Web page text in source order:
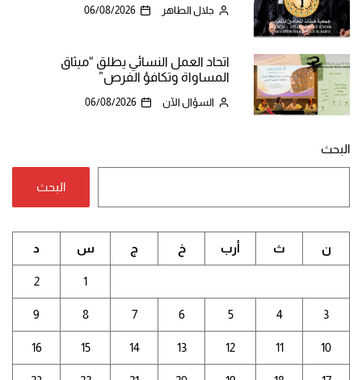
جلال الطاهر 06/08/2026
اتحاد العمل النسائي يطلق “ميثاق
المساواة وتكافؤ الفرص”
السؤال الآن 06/08/2026
البحث
البحث
ن ث أرب خ ج س د
1
2
3
4
5
6
7
8
9
10
11
12
13
14
15
16